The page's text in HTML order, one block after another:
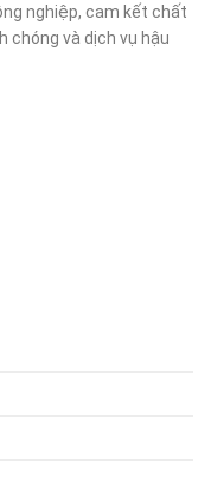
nghiệp, cam kết chất
chóng và dịch vụ hậu